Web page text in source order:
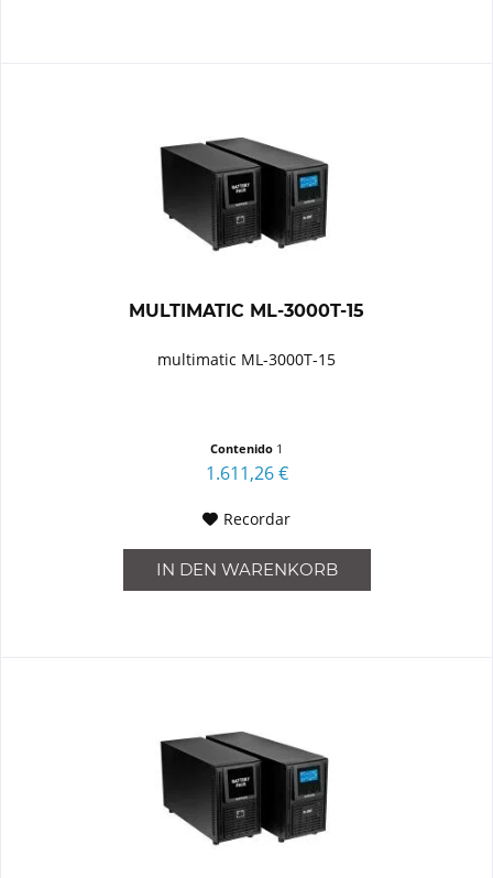
MULTIMATIC ML-3000T-15
multimatic ML-3000T-15
Contenido 1
1.611,26 €
Recordar
IN DEN WARENKORB